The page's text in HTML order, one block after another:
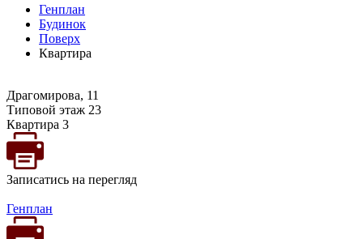
Генплан
Будинок
Поверх
Квартира
Драгомирова, 11
Типовой этаж 23
Квартира 3
Записатись на перегляд
Генплан